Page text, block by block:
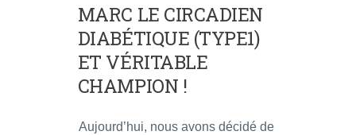
MARC LE CIRCADIEN
DIABÉTIQUE (TYPE1)
ET VÉRITABLE
CHAMPION !
Aujourd’hui, nous avons décidé de